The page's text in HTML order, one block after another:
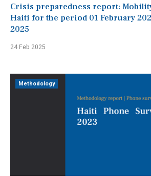
Crisis preparedness report:
Haiti for the period 01 February
2025
24 Feb 2025
Methodology